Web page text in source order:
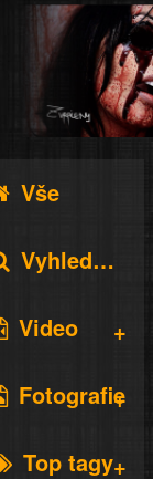
Vše
Vyhledávání
Video
Fotografie
Top tagy